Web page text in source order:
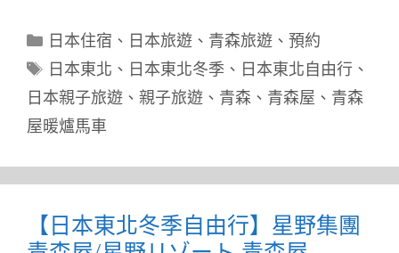
分
類
日本住宿 、 日本旅遊、 青森旅遊、 預約
標
籤
日本東北 、 日本東北冬季 、 日本東北自由行、
日本親子旅遊 、 親子旅遊 、 青森 、 青森屋 、 青森
屋暖爐馬車
【日本東北冬季自由行】星野集團